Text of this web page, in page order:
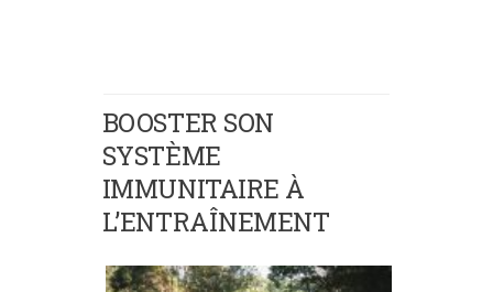
BOOSTER SON
SYSTÈME
IMMUNITAIRE À
L’ENTRAÎNEMENT